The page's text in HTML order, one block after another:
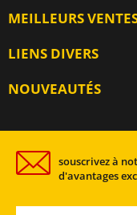
MEILLEURS
LIENS DIVERS
NOUVEAUTÉS
souscrivez à
d'avantages